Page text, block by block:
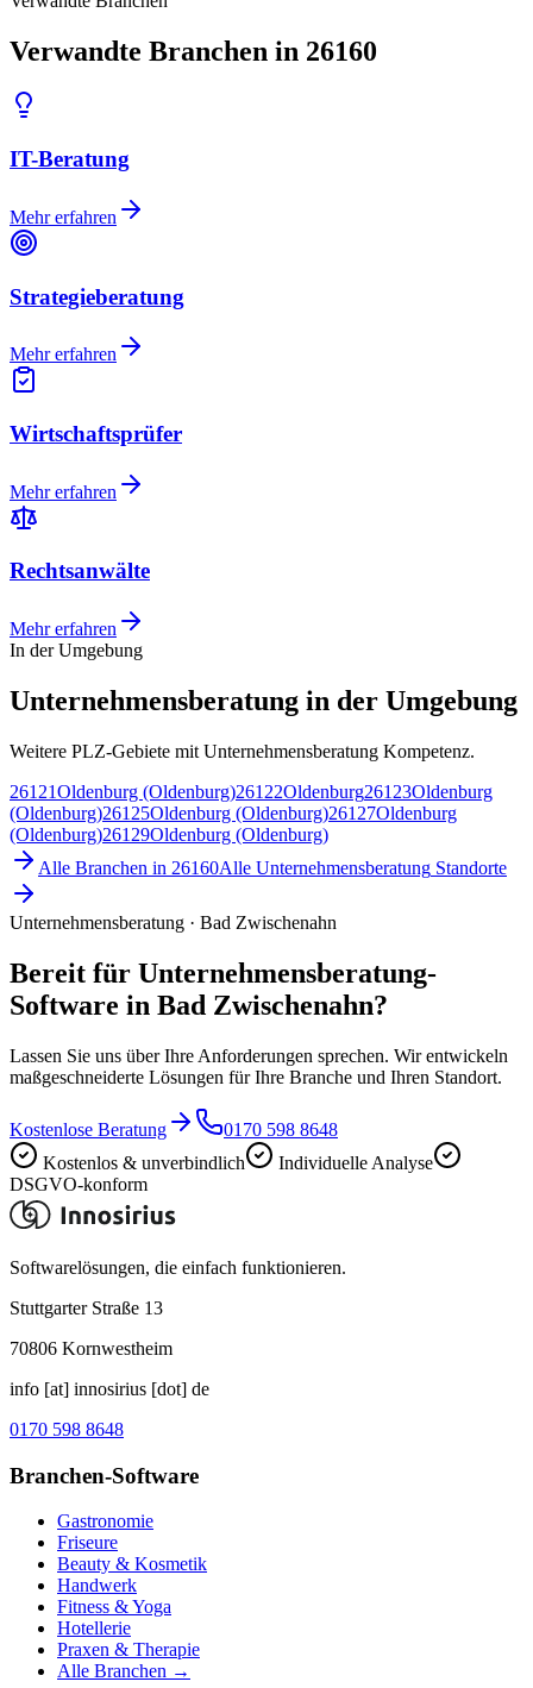
Verwandte Branchen in 26160
IT-Beratung
Mehr erfahren
Strategieberatung
Mehr erfahren
Wirtschaftsprüfer
Mehr erfahren
Rechtsanwälte
Mehr erfahren
In der Umgebung
Unternehmensberatung in der Umgebung
Weitere PLZ-Gebiete mit Unternehmensberatung Kompetenz.
26121Oldenburg (Oldenburg)26122Oldenburg26123Oldenburg
(Oldenburg)26125Oldenburg (Oldenburg)26127Oldenburg
(Oldenburg)26129Oldenburg (Oldenburg)
Alle Branchen in 26160Alle Unternehmensberatung Standorte
Unternehmensberatung · Bad Zwischenahn
Bereit für Unternehmensberatung-
Software in Bad Zwischenahn?
Lassen Sie uns über Ihre Anforderungen sprechen. Wir entwickeln
maßgeschneiderte Lösungen für Ihre Branche und Ihren Standort.
Kostenlose Beratung
0170 598 8648
Kostenlos & unverbindlich
Individuelle Analyse
DSGVO-konform
Softwarelösungen, die einfach funktionieren.
Stuttgarter Straße 13
70806 Kornwestheim
info [at] innosirius [dot] de
0170 598 8648
Branchen-Software
Gastronomie
Friseure
Beauty & Kosmetik
Handwerk
Fitness & Yoga
Hotellerie
Praxen & Therapie
Alle Branchen →